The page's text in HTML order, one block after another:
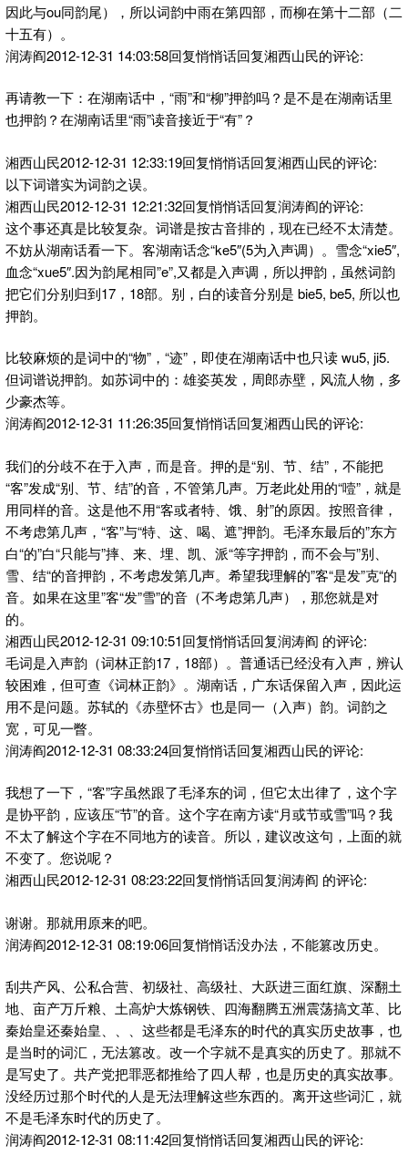
因此与ou同韵尾），所以词韵中雨在第四部，而柳在第十二部（二
十五有）。
润涛阎2012-12-31 14:03:58回复悄悄话回复湘西山民的评论:
再请教一下：在湖南话中，“雨”和“柳”押韵吗？是不是在湖南话里
也押韵？在湖南话里“雨”读音接近于“有”？
湘西山民2012-12-31 12:33:19回复悄悄话回复湘西山民的评论:
以下词谱实为词韵之误。
湘西山民2012-12-31 12:21:32回复悄悄话回复润涛阎的评论:
这个事还真是比较复杂。词谱是按古音排的，现在已经不太清楚。
不妨从湖南话看一下。客湖南话念“ke5″(5为入声调）。雪念“xie5″,
血念“xue5″.因为韵尾相同”e”,又都是入声调，所以押韵，虽然词韵
把它们分别归到17，18部。别，白的读音分别是 bie5, be5, 所以也
押韵。
比较麻烦的是词中的“物”，“迹”，即使在湖南话中也只读 wu5, ji5.
但词谱说押韵。如苏词中的：雄姿英发，周郎赤壁，风流人物，多
少豪杰等。
润涛阎2012-12-31 11:26:35回复悄悄话回复湘西山民的评论:
我们的分歧不在于入声，而是音。押的是“别、节、结”，不能把
“客”发成“别、节、结”的音，不管第几声。万老此处用的“噎”，就是
用同样的音。这是他不用“客或者特、饿、射”的原因。按照音律，
不考虑第几声，“客”与“特、这、喝、遮”押韵。毛泽东最后的”东方
白“的”白“只能与”摔、来、埋、凯、派“等字押韵，而不会与”别、
雪、结“的音押韵，不考虑发第几声。希望我理解的”客“是发”克“的
音。如果在这里”客“发”雪”的音（不考虑第几声），那您就是对
的。
湘西山民2012-12-31 09:10:51回复悄悄话回复润涛阎 的评论:
毛词是入声韵（词林正韵17，18部）。普通话已经没有入声，辨认
较困难，但可查《词林正韵》。湖南话，广东话保留入声，因此运
用不是问题。苏轼的《赤壁怀古》也是同一（入声）韵。词韵之
宽，可见一瞥。
润涛阎2012-12-31 08:33:24回复悄悄话回复湘西山民的评论:
我想了一下，“客”字虽然跟了毛泽东的词，但它太出律了，这个字
是协平韵，应该压“节”的音。这个字在南方读“月或节或雪”吗？我
不太了解这个字在不同地方的读音。所以，建议改这句，上面的就
不变了。您说呢？
湘西山民2012-12-31 08:23:22回复悄悄话回复润涛阎 的评论:
谢谢。那就用原来的吧。
润涛阎2012-12-31 08:19:06回复悄悄话没办法，不能篡改历史。
刮共产风、公私合营、初级社、高级社、大跃进三面红旗、深翻土
地、亩产万斤粮、土高炉大炼钢铁、四海翻腾五洲震荡搞文革、比
秦始皇还秦始皇、、、这些都是毛泽东的时代的真实历史故事，也
是当时的词汇，无法篡改。改一个字就不是真实的历史了。那就不
是写史了。共产党把罪恶都推给了四人帮，也是历史的真实故事。
没经历过那个时代的人是无法理解这些东西的。离开这些词汇，就
不是毛泽东时代的历史了。
润涛阎2012-12-31 08:11:42回复悄悄话回复湘西山民的评论: